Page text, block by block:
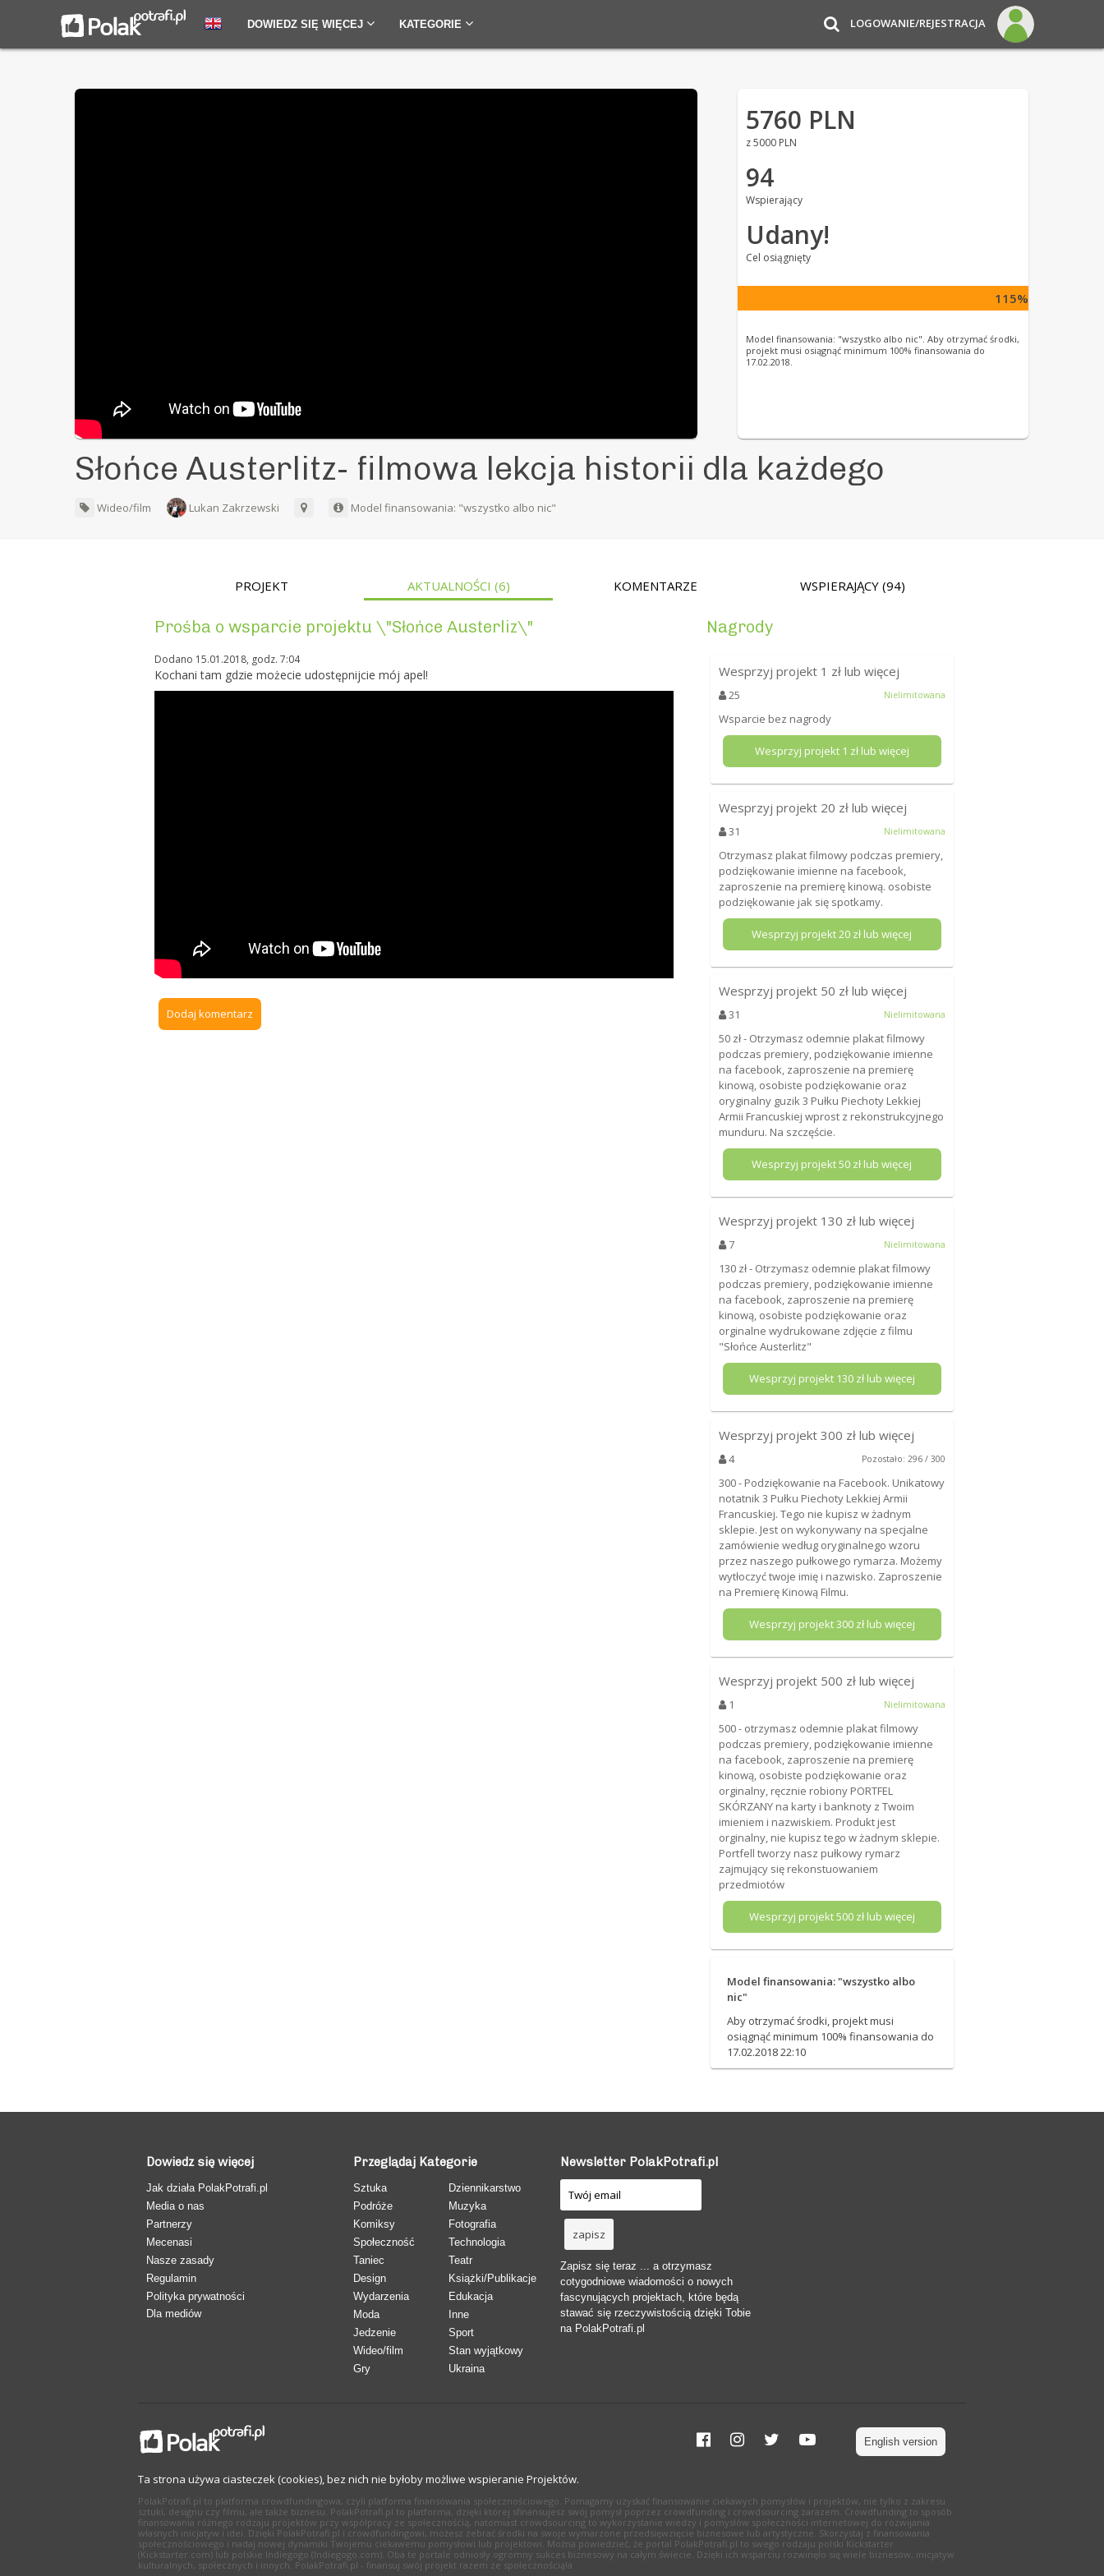
DOWIEDZ SIĘ WIĘCEJ KATEGORIE LOGOWANIE/REJESTRACJA
5760 PLN
z 5000 PLN
94
Wspierający
Udany!
Cel osiągnięty
115%
Model finansowania: "wszystko albo nic". Aby otrzymać środki,
projekt musi osiągnąć minimum 100% finansowania do
17.02.2018.
Słońce Austerlitz- filmowa lekcja historii dla każdego
Wideo/film Lukan Zakrzewski Model finansowania: "wszystko albo nic"
PROJEKT AKTUALNOŚCI (6) KOMENTARZE WSPIERAJĄCY(94)
Prośba o wsparcie projektu \"Słońce Austerliz\"
Dodano 15.01.2018, godz. 7:04
Kochani tam gdzie możecie udostępnijcie mój apel!
Dodaj komentarz
Nagrody
Wesprzyj projekt 1 zł lub więcej
25 Nielimitowana
Wsparcie bez nagrody
Wesprzyj projekt 1 zł lub więcej
Wesprzyj projekt 20 zł lub więcej
31 Nielimitowana
Otrzymasz plakat filmowy podczas premiery,
podziękowanie imienne na facebook,
zaproszenie na premierę kinową. osobiste
podziękowanie jak się spotkamy.
Wesprzyj projekt20 zł lub więcej
Wesprzyj projekt 50 zł lub więcej
31 Nielimitowana
50 zł - Otrzymasz odemnie plakat filmowy
podczas premiery, podziękowanie imienne
na facebook, zaproszenie na premierę
kinową, osobiste podziękowanie oraz
oryginalny guzik 3 Pułku Piechoty Lekkiej
Armii Francuskiej wprost z rekonstrukcyjnego
munduru. Na szczęście.
Wesprzyj projekt50 zł lub więcej
Wesprzyj projekt 130 zł lub więcej
7 Nielimitowana
130 zł - Otrzymasz odemnie plakat filmowy
podczas premiery, podziękowanie imienne
na facebook, zaproszenie na premierę
kinową, osobiste podziękowanie oraz
orginalne wydrukowane zdjęcie z filmu
"Słońce Austerlitz"
Wesprzyj projekt 130zł lub więcej
Wesprzyj projekt300 zł lub więcej
4 Pozostało: 296 / 300
300 - Podziękowanie na Facebook. Unikatowy
notatnik 3 Pułku Piechoty Lekkiej Armii
Francuskiej. Tego nie kupisz w żadnym
sklepie. Jest on wykonywany na specjalne
zamówienie według oryginalnego wzoru
przez naszego pułkowego rymarza. Możemy
wytłoczyć twoje imię i nazwisko. Zaproszenie
na Premierę Kinową Filmu.
Wesprzyj projekt300zł lub więcej
Wesprzyj projekt 500 zł lub więcej
1 Nielimitowana
500 - otrzymasz odemnie plakat filmowy
podczas premiery, podziękowanie imienne
na facebook, zaproszenie na premierę
kinową, osobiste podziękowanie oraz
orginalny, ręcznie robiony PORTFEL
SKÓRZANY na karty i banknoty z Twoim
imieniem i nazwiskiem. Produkt jest
orginalny, nie kupisz tego w żadnym sklepie.
Portfell tworzy nasz pułkowy rymarz
zajmujący się rekonstuowaniem
przedmiotów
Wesprzyj projekt500zł lub więcej
Model finansowania: "wszystko albo
nic"
Aby otrzymać środki, projekt musi
osiągnąć minimum 100% finansowania do
17.02.2018 22:10
Dowiedz się więcej
Jak działa PolakPotrafi.pl
Media o nas
Partnerzy
Mecenasi
Nasze zasady
Regulamin
Polityka prywatności
Dla mediów
Przeglądaj Kategorie
Sztuka
Podróże
Komiksy
Społeczność
Taniec
Design
Wydarzenia
Moda
Jedzenie
Wideo/film
Gry
Dziennikarstwo
Muzyka
Fotografia
Technologia
Teatr
Książki/Publikacje
Edukacja
Inne
Sport
Stan wyjątkowy
Ukraina
Newsletter PolakPotrafi.pl
Zapisz się teraz ... a otrzymasz
cotygodniowe wiadomości o nowych
fascynujących projektach, które będą
stawać się rzeczywistością dzięki Tobie
na PolakPotrafi.pl
English version
Ta strona używa ciasteczek (cookies), bez nich nie byłoby możliwe wspieranie Projektów.
PolakPotrafi.pl to platforma crowdfundingowa, czyli platforma finansowania społecznościowego. Pomagamy uzyskać finansowanie ciekawych pomysłów i projektów, nie tylko z zakresu
sztuki, designu czy filmu, ale także biznesu. PolakPotrafi.pl to platforma, dzięki której sfinansujesz swój pomysł poprzez crowdfunding i crowdsourcing zarazem. Crowdfunding to sposób
finansowania różnego rodzaju projektów przy współpracy ze społecznością, natomiast crowdsourcing to wykorzystanie wiedzy i pomysłów społeczności internetowej do rozwijania
własnych inicjatyw i idei. Dzięki PolakPotrafi.pl i crowdfundingowi, możesz zebrać środki na swoje wymarzone przedsięwzięcie biznesowe lub artystyczne. Skorzystaj z finansowania
społecznościowego i nadaj nowej dynamiki Twojemu ciekawemu pomysłowi lub projektowi. Można powiedzieć, że portal PolakPotrafi.pl to swego rodzaju polski Kickstarter
(Kickstarter.com) lub polskie Indiegogo (Indiegogo.com). Oba te portale odniosły ogromny sukces biznesowy na całym świecie. Dzięki ich wsparciu rozwinęło się wiele biznesów, inicjatyw
kulturalnych, społecznych i innych. PolakPotrafi.pl - finansuj swój projekt razem ze społecznością!a